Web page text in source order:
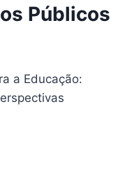
Públicos
a Educação: